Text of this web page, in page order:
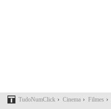
TudoNumClick › Cinema › Filmes ›